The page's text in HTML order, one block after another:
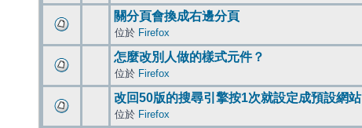
關分頁會換成右邊分頁
位於 Firefox
怎麼改別人做的樣式元件？
位於 Firefox
改回50版的搜尋引擎按1次就設定成預設網站
位於 Firefox